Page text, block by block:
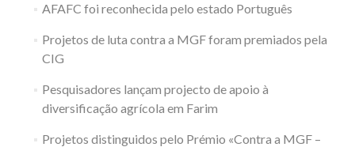
AFAFC foi reconhecida pelo estado Português
Projetos de luta contra a MGF foram premiados pela
CIG
Pesquisadores lançam projecto de apoio à
diversificação agrícola em Farim
Projetos distinguidos pelo Prémio «Contra a MGF –